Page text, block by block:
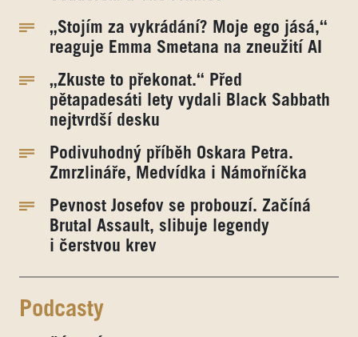
„Stojím za vykrádání? Moje ego jásá,“
reaguje Emma Smetana na zneužití AI
„Zkuste to překonat.“ Před
pětapadesáti lety vydali Black Sabbath
nejtvrdší desku
Podivuhodný příběh Oskara Petra.
Zmrzlináře, Medvídka i Námořníčka
Pevnost Josefov se probouzí. Začíná
Brutal Assault, slibuje legendy
i čerstvou krev
Podcasty